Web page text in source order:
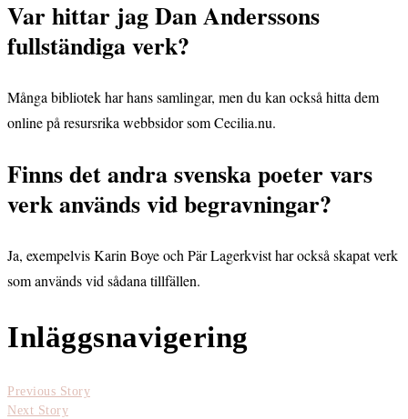
Var hittar jag Dan Anderssons
fullständiga verk?
Många bibliotek har hans samlingar, men du kan också hitta dem
online på resursrika webbsidor som Cecilia.nu.
Finns det andra svenska poeter vars
verk används vid begravningar?
Ja, exempelvis Karin Boye och Pär Lagerkvist har också skapat verk
som används vid sådana tillfällen.
Inläggsnavigering
Previous Story
Next Story